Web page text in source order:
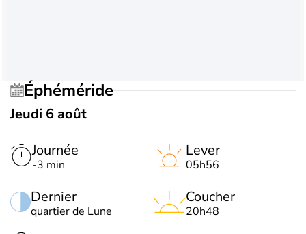
Éphéméride
Jeudi 6 août
Journée
-3 min
Dernier
quartier de Lune
Lever
05h56
Coucher
20h48